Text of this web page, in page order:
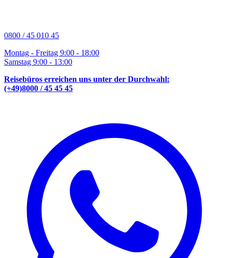
0800 / 45 010 45
Montag - Freitag 9:00 - 18:00
Samstag 9:00 - 13:00
Reisebüros erreichen uns unter der Durchwahl:
(+49)8000 / 45 45 45